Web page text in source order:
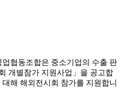
협동조합은 중소기업의 수출 판
개별참가 지원사업」을 공고합
해 해외전시회 참가를 지원합니